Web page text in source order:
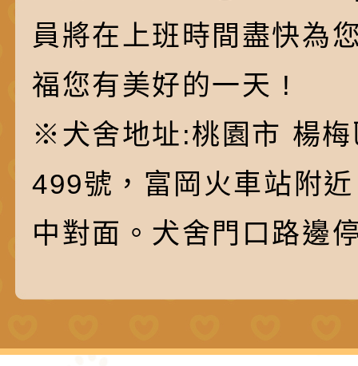
員將在上班時間盡快為
福您有美好的一天 !
※犬舍地址:桃園市 楊
499號，富岡火車站附
中對面。犬舍門口路邊